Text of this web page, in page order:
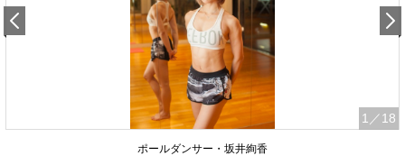
1 ／18
ポールダンサー・坂井絢香